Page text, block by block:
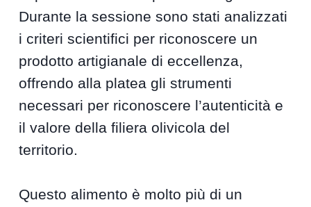
Durante la sessione sono stati analizzati
i criteri scientifici per riconoscere un
prodotto artigianale di eccellenza,
offrendo alla platea gli strumenti
necessari per riconoscere l’autenticità e
il valore della filiera olivicola del
territorio.
Questo alimento è molto più di un